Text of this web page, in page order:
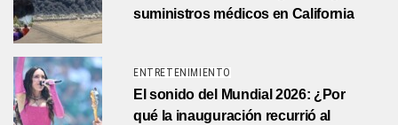
suministros médicos en California
ENTRETENIMIENTO
El sonido del Mundial 2026: ¿Por
qué la inauguración recurrió al